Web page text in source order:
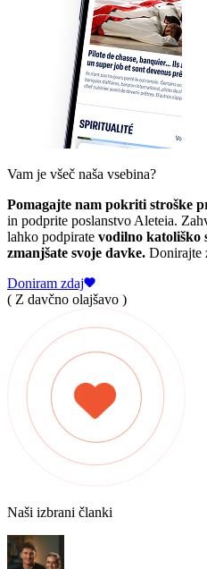
Vam je všeč naša vsebina?
Pomagajte nam pokriti stroške
in podprite poslanstvo Aleteia.
lahko podpirate vodilno katoliško
zmanjšate svoje davke. Donirajte
Doniram zdaj
( Z davčno olajšavo )
Naši izbrani članki